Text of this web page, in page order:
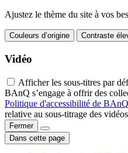
Ajustez le thème du site à vos
Couleurs d’origine Contraste
Vidéo
Afficher les sous-titres par
BAnQ s’engage à offrir des
Politique d'accessibilité de BAnQ
relative au sous-titrage des
Fermer
Dans cette page